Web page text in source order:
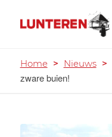
Home > Nieuws >
zware buien!